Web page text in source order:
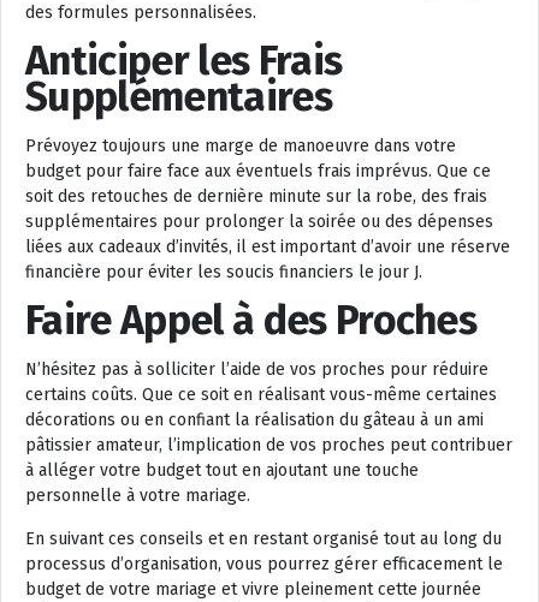
des formules personnalisées.
Anticiper les Frais
Supplémentaires
Prévoyez toujours une marge de manoeuvre dans votre
budget pour faire face aux éventuels frais imprévus. Que ce
soit des retouches de dernière minute sur la robe, des frais
supplémentaires pour prolonger la soirée ou des dépenses
liées aux cadeaux d’invités, il est important d’avoir une réserve
financière pour éviter les soucis financiers le jour J.
Faire Appel à des Proches
N’hésitez pas à solliciter l’aide de vos proches pour réduire
certains coûts. Que ce soit en réalisant vous-même certaines
décorations ou en confiant la réalisation du gâteau à un ami
pâtissier amateur, l’implication de vos proches peut contribuer
à alléger votre budget tout en ajoutant une touche
personnelle à votre mariage.
En suivant ces conseils et en restant organisé tout au long du
processus d’organisation, vous pourrez gérer efficacement le
budget de votre mariage et vivre pleinement cette journée